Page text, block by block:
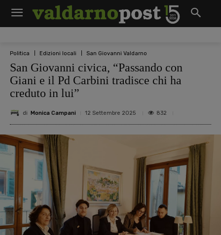
Politica Edizioni locali San Giovanni Valdarno
San Giovanni civica, “Passando con
Giani e il Pd Carbini tradisce chi ha
creduto in lui”
di Monica Campani 12 Settembre 2025 832